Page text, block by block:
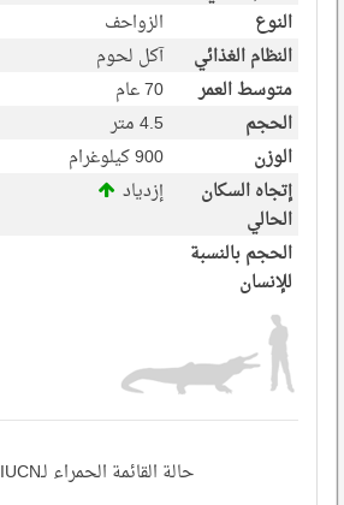
النوع
الزواحف
النظام الغذائي
آكل لحوم
متوسط العمر
70 عام
الحجم
4.5 متر
الوزن
900 كيلوغرام
إتجاه السكان
الحالي
إزدياد
الحجم بالنسبة
للإنسان
حالة القائمة الحمراء لـIUCN